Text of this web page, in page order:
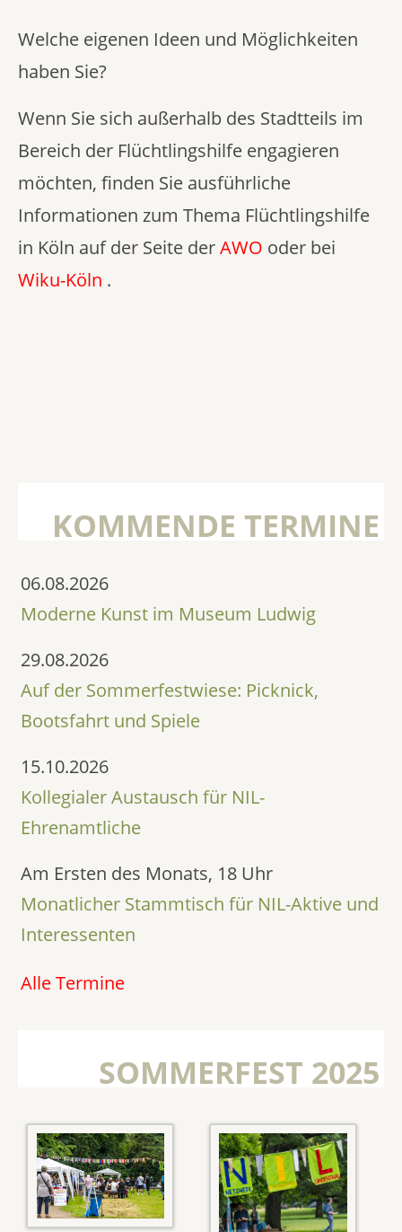
Welche eigenen Ideen und Möglichkeiten
haben Sie?
Wenn Sie sich außerhalb des Stadtteils im
Bereich der Flüchtlingshilfe engagieren
möchten, finden Sie ausführliche
Informationen zum Thema Flüchtlingshilfe
in Köln auf der Seite derAWO oder bei
Wiku-Köln .
KOMMENDE TERMINE
06.08.2026
Moderne Kunst im Museum Ludwig
29.08.2026
Auf der Sommerfestwiese: Picknick,
Bootsfahrt und Spiele
15.10.2026
Kollegialer Austausch für NIL-
Ehrenamtliche
Am Ersten des Monats, 18 Uhr
Monatlicher Stammtisch für NIL-Aktive und
Interessenten
Alle Termine
SOMMERFEST 2025